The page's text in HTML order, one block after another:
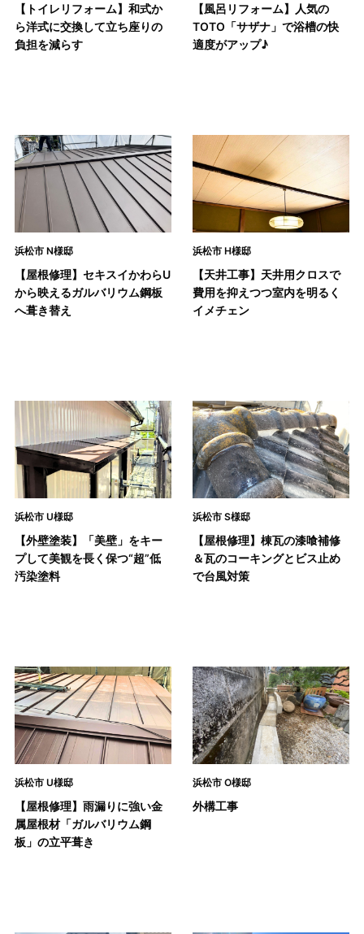
【トイレリフォーム】和式か
ら洋式に交換して立ち座りの
負担を減らす
【風呂リフォーム】人気の
TOTO「サザナ」で浴槽の快
適度がアップ♪
浜松市 N様邸
【屋根修理】セキスイかわらU
から映えるガルバリウム鋼板
へ葺き替え
浜松市 H様邸
【天井工事】天井用クロスで
費用を抑えつつ室内を明るく
イメチェン
浜松市 U様邸
【外壁塗装】「美壁」をキー
プして美観を長く保つ“超”低
汚染塗料
浜松市 S様邸
【屋根修理】棟瓦の漆喰補修
＆瓦のコーキングとビス止め
で台風対策
浜松市 U様邸
【屋根修理】雨漏りに強い金
属屋根材「ガルバリウム鋼
板」の立平葺き
浜松市 O様邸
外構工事